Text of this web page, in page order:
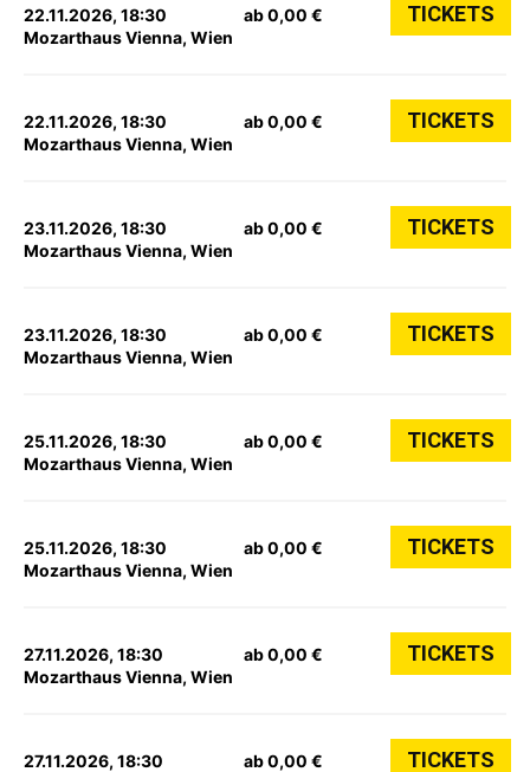
22.11.2026, 18:30
Mozarthaus Vienna, Wien
ab 0,00 € TICKETS
22.11.2026, 18:30
Mozarthaus Vienna, Wien
ab 0,00 € TICKETS
23.11.2026, 18:30
Mozarthaus Vienna, Wien
ab 0,00 € TICKETS
23.11.2026, 18:30
Mozarthaus Vienna, Wien
ab 0,00 € TICKETS
25.11.2026, 18:30
Mozarthaus Vienna, Wien
ab 0,00 € TICKETS
25.11.2026, 18:30
Mozarthaus Vienna, Wien
ab 0,00 € TICKETS
27.11.2026, 18:30
Mozarthaus Vienna, Wien
ab 0,00 € TICKETS
27.11.2026, 18:30 ab 0,00 € TICKETS